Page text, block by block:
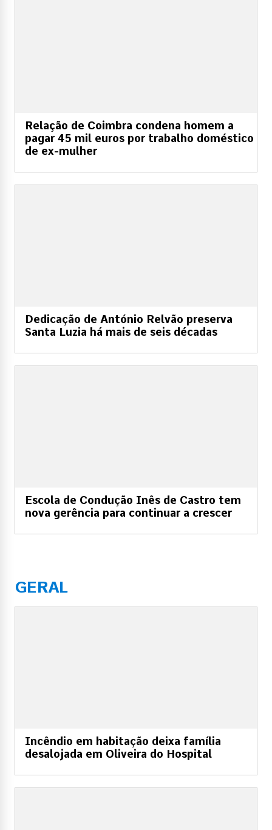
Relação de Coimbra condena homem a
pagar 45 mil euros por trabalho doméstico
de ex-mulher
Dedicação de António Relvão preserva
Santa Luzia há mais de seis décadas
Escola de Condução Inês de Castro tem
nova gerência para continuar a crescer
GERAL
Incêndio em habitação deixa família
desalojada em Oliveira do Hospital